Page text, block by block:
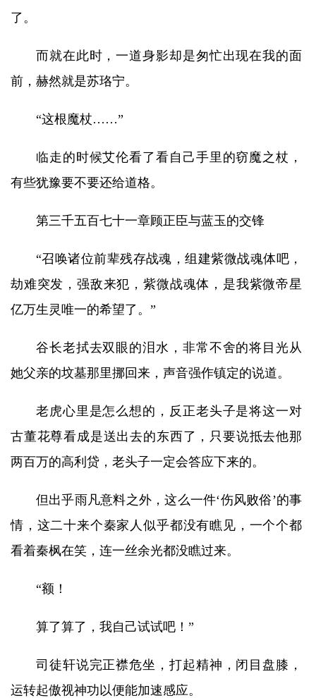
了。
而就在此时，一道身影却是匆忙出现在我的面
前，赫然就是苏珞宁。
“这根魔杖……”
临走的时候艾伦看了看自己手里的窃魔之杖，
有些犹豫要不要还给道格。
第三千五百七十一章顾正臣与蓝玉的交锋
“召唤诸位前辈残存战魂，组建紫微战魂体吧，
劫难突发，强敌来犯，紫微战魂体，是我紫微帝星
亿万生灵唯一的希望了。”
谷长老拭去双眼的泪水，非常不舍的将目光从
她父亲的坟墓那里挪回来，声音强作镇定的说道。
老虎心里是怎么想的，反正老头子是将这一对
古董花尊看成是送出去的东西了，只要说抵去他那
两百万的高利贷，老头子一定会答应下来的。
但出乎雨凡意料之外，这么一件‘伤风败俗’的事
情，这二十来个秦家人似乎都没有瞧见，一个个都
看着秦枫在笑，连一丝余光都没瞧过来。
“额！
算了算了，我自己试试吧！”
司徒轩说完正襟危坐，打起精神，闭目盘膝，
运转起傲视神功以便能加速感应。